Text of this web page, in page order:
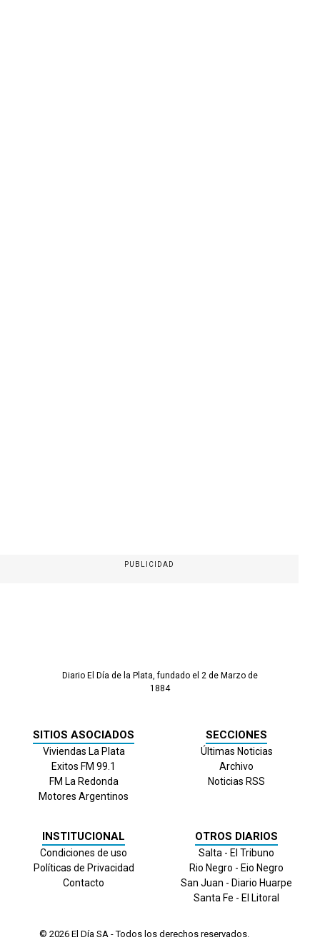
PUBLICIDAD
Diario El Día de la Plata, fundado el 2 de Marzo de
1884
SITIOS ASOCIADOS
Viviendas La Plata
Exitos FM 99.1
FM La Redonda
Motores Argentinos
SECCIONES
Últimas Noticias
Archivo
Noticias RSS
INSTITUCIONAL
Condiciones de uso
Políticas de Privacidad
Contacto
OTROS DIARIOS
Salta - El Tribuno
Rio Negro - Eio Negro
San Juan - Diario Huarpe
Santa Fe - El Litoral
© 2026 El Día SA - Todos los derechos reservados.